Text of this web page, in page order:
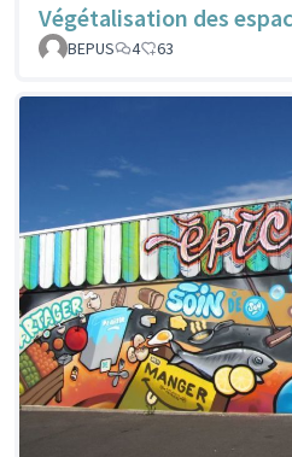
Végétalisation des
BEPUS
4 63